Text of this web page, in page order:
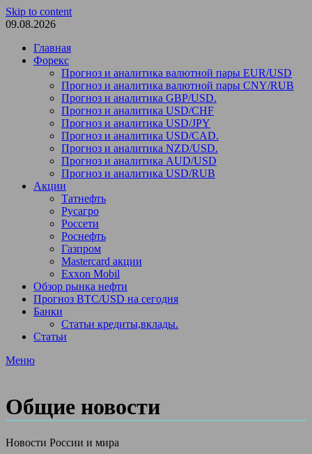
Skip to content
09.08.2026
Главная
Форекс
Прогноз и аналитика валютной пары EUR/USD
Прогноз и аналитика валютной пары CNY/RUB
Прогноз и аналитика GBP/USD.
Прогноз и аналитика USD/CHF
Прогноз и аналитика USD/JPY
Прогноз и аналитика USD/CAD.
Прогноз и аналитика NZD/USD.
Прогноз и аналитика AUD/USD
Прогноз и аналитика USD/RUB
Акции
Татнефть
Русагро
Россети
Роснефть
Газпром
Mastercard акции
Exxon Mobil
Обзор рынка нефти
Прогноз BTC/USD на сегодня
Банки
Статьи кредиты,вклады.
Статьи
Меню
Общие новости
Новости России и мира